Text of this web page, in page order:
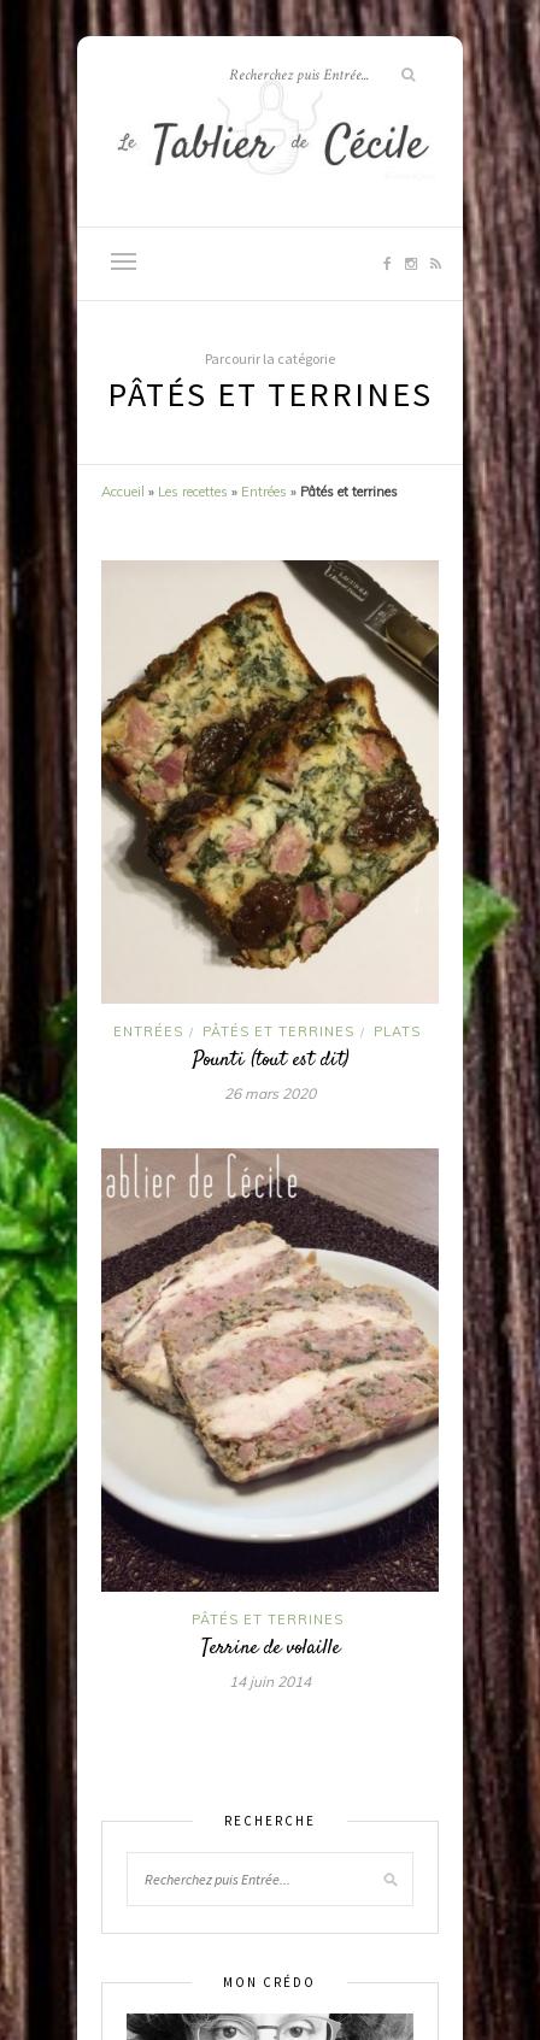
Parcourir la catégorie
PÂTÉS ET TERRINES
Accueil » Les recettes » Entrées » Pâtés et terrines
ENTRÉES / PÂTÉS ET TERRINES / PLATS
Pounti (tout est dit)
26 mars 2020
PÂTÉS ET TERRINES
Terrine de volaille
14 juin 2014
RECHERCHE
MON CRÉDO